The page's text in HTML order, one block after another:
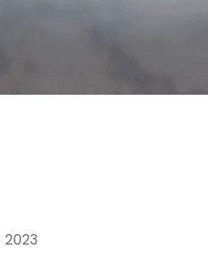
2023